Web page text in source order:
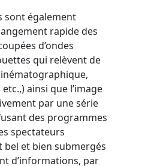
sont également
rapide des
d’ondes
qui relèvent de
ainsi que l’image
par une série
des programmes
spectateurs
bel et bien submergés
d’informations, par